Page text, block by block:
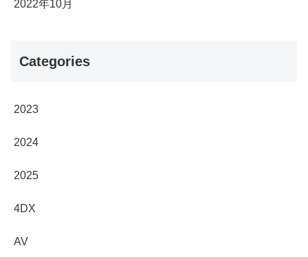
2022年10月
Categories
2023
2024
2025
4DX
AV